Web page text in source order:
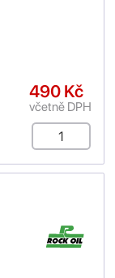
490 Kč
včetně DPH